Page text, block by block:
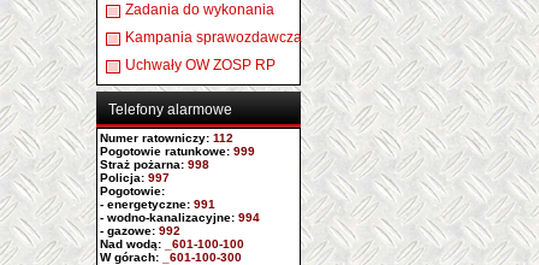
Zadania do wykonania
Kampania sprawozdawcza
Uchwały OW ZOSP RP
Telefony alarmowe
Numer ratowniczy: 112
Pogotowie ratunkowe: 999
Straż pożarna: 998
Policja: 997
Pogotowie:
- energetyczne: 991
- wodno-kanalizacyjne: 994
- gazowe: 992
Nad wodą: _601-100-100
W górach: _601-100-300